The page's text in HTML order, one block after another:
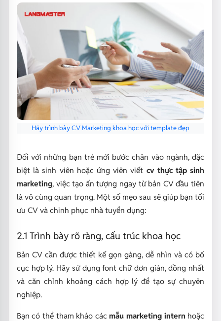
Hãy trình bày CV Marketing khoa học với template đẹp
Đối với những bạn trẻ mới bước chân vào ngành, đặc
biệt là sinh viên hoặc ứng viên viết cv thực tập sinh
marketing, việc tạo ấn tượng ngay từ bản CV đầu tiên
là vô cùng quan trọng. Một số mẹo sau sẽ giúp bạn tối
ưu CV và chinh phục nhà tuyển dụng:
2.1 Trình bày rõ ràng, cấu trúc khoa học
Bản CV cần được thiết kế gọn gàng, dễ nhìn và có bố
cục hợp lý. Hãy sử dụng font chữ đơn giản, đồng nhất
và căn chỉnh khoảng cách hợp lý để tạo sự chuyên
nghiệp.
Bạn có thể tham khảo cácmẫu marketing intern hoặc